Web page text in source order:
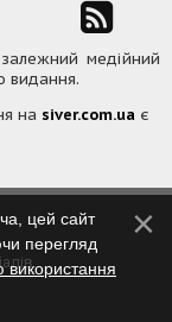
медійний
видання.
на siver.com.ua є
цей сайт
перегляд
використання